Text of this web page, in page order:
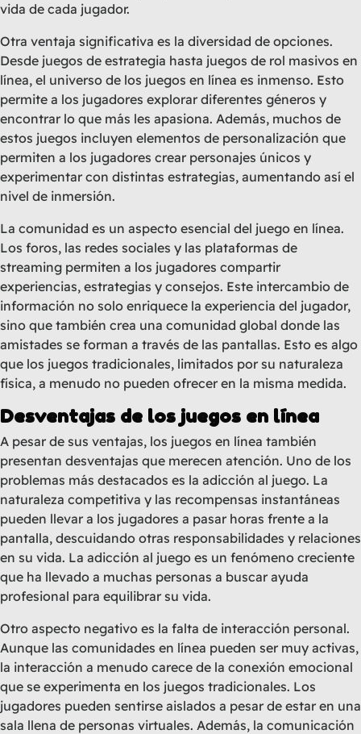
vida de cada jugador.
Otra ventaja significativa es la diversidad de opciones.
Desde juegos de estrategia hasta juegos de rol masivos en
línea, el universo de los juegos en línea es inmenso. Esto
permite a los jugadores explorar diferentes géneros y
encontrar lo que más les apasiona. Además, muchos de
estos juegos incluyen elementos de personalización que
permiten a los jugadores crear personajes únicos y
experimentar con distintas estrategias, aumentando así el
nivel de inmersión.
La comunidad es un aspecto esencial del juego en línea.
Los foros, las redes sociales y las plataformas de
streaming permiten a los jugadores compartir
experiencias, estrategias y consejos. Este intercambio de
información no solo enriquece la experiencia del jugador,
sino que también crea una comunidad global donde las
amistades se forman a través de las pantallas. Esto es algo
que los juegos tradicionales, limitados por su naturaleza
física, a menudo no pueden ofrecer en la misma medida.
Desventajas de los juegos en línea
A pesar de sus ventajas, los juegos en línea también
presentan desventajas que merecen atención. Uno de los
problemas más destacados es la adicción al juego. La
naturaleza competitiva y las recompensas instantáneas
pueden llevar a los jugadores a pasar horas frente a la
pantalla, descuidando otras responsabilidades y relaciones
en su vida. La adicción al juego es un fenómeno creciente
que ha llevado a muchas personas a buscar ayuda
profesional para equilibrar su vida.
Otro aspecto negativo es la falta de interacción personal.
Aunque las comunidades en línea pueden ser muy activas,
la interacción a menudo carece de la conexión emocional
que se experimenta en los juegos tradicionales. Los
jugadores pueden sentirse aislados a pesar de estar en una
sala llena de personas virtuales. Además, la comunicación